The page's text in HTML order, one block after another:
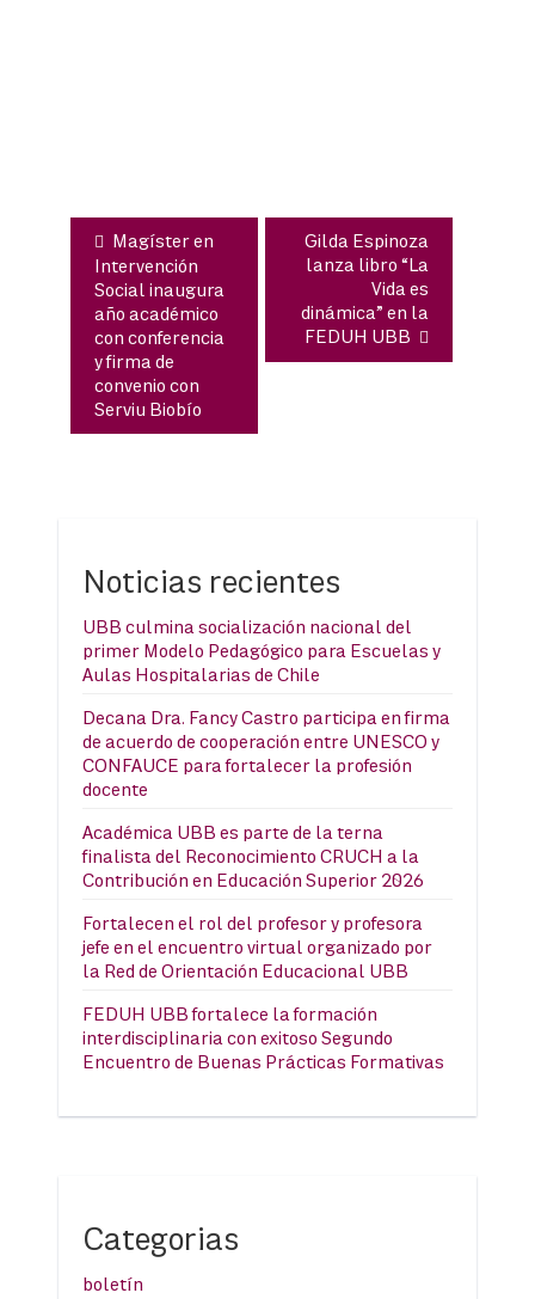
Magíster en
Intervención
Social inaugura
año académico
con conferencia
y firma de
convenio con
Serviu Biobío
Gilda Espinoza
lanza libro “La
Vida es
dinámica” en la
FEDUH UBB
Noticias recientes
UBB culmina socialización nacional del
primer Modelo Pedagógico para Escuelas y
Aulas Hospitalarias de Chile
Decana Dra. Fancy Castro participa en firma
de acuerdo de cooperación entre UNESCO y
CONFAUCE para fortalecer la profesión
docente
Académica UBB es parte de la terna
finalista del Reconocimiento CRUCH a la
Contribución en Educación Superior 2026
Fortalecen el rol del profesor y profesora
jefe en el encuentro virtual organizado por
la Red de Orientación Educacional UBB
FEDUH UBB fortalece la formación
interdisciplinaria con exitoso Segundo
Encuentro de Buenas Prácticas Formativas
Categorias
boletín